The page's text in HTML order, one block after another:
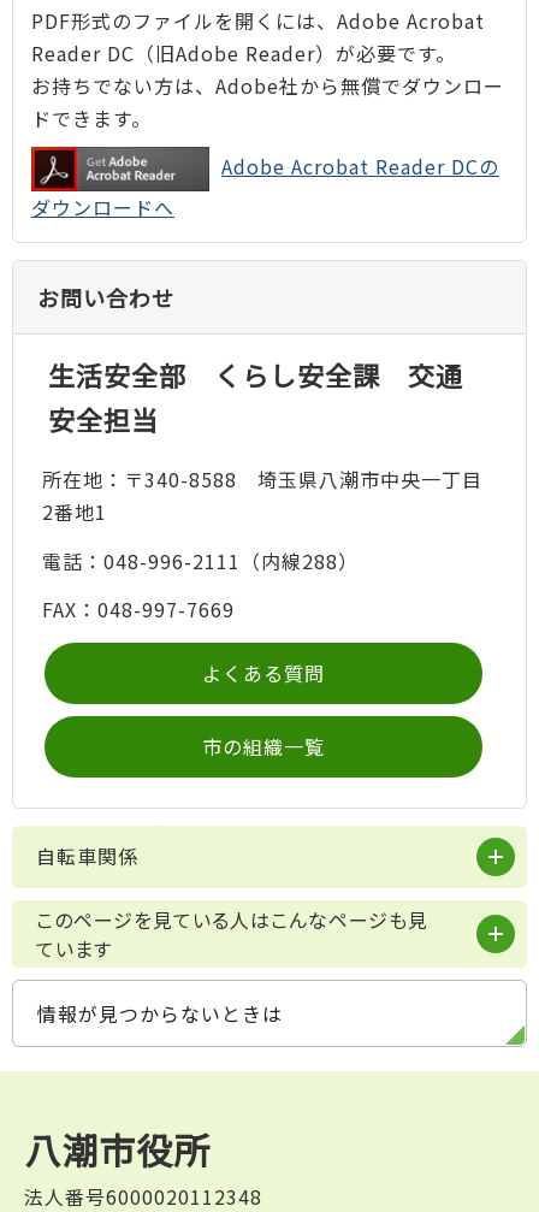
PDF形式のファイルを開くには、Adobe Acrobat
Reader DC（旧Adobe Reader）が必要です。
お持ちでない方は、Adobe社から無償でダウンロー
ドできます。
Adobe Acrobat Reader DCの
ダウンロードへ
お問い合わせ
生活安全部 くらし安全課 交通
安全担当
所在地：〒340-8588 埼玉県八潮市中央一丁目
2番地1
電話：048-996-2111（内線288）
FAX：048-997-7669
よくある質問
市の組織一覧
自転車関係
このページを見ている人はこんなページも見
ています
情報が見つからないときは
八潮市役所
法人番号6000020112348